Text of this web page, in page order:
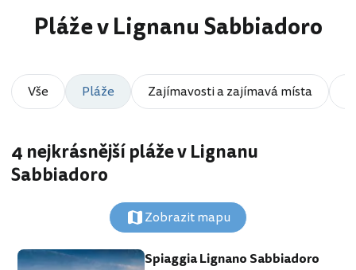
Pláže v Lignanu Sabbiadoro
Vše Pláže Zajímavosti a zajímavá místa
4 nejkrásnější pláže v Lignanu
Sabbiadoro
Zobrazit mapu
Spiaggia Lignano Sabbiadoro